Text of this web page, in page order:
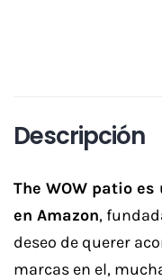
Descripción
The WOW patio
en Amazon,
deseo de querer
marcas en el,